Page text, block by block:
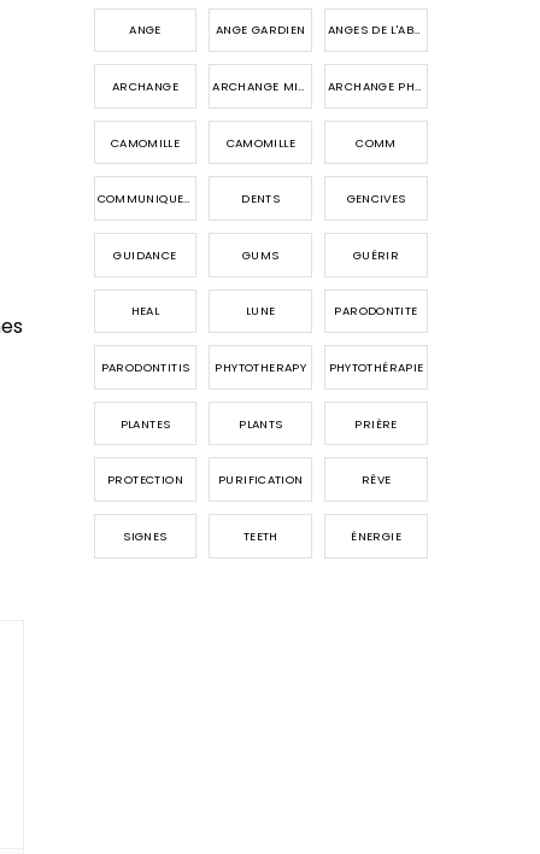
ANGE ANGE GARDIEN ANGES DE L'ABONDANCE
ARCHANGE ARCHANGE MICHAEL ARCHANGE PHANUEL
CAMOMILLE CAMOMILLE COMM
COMMUNIQUER AVEC LES ANGES DENTS GENCIVES
GUIDANCE GUMS GUÉRIR
HEAL LUNE PARODONTITE
PARODONTITIS PHYTOTHERAPY PHYTOTHÉRAPIE
PLANTES PLANTS PRIÈRE
PROTECTION PURIFICATION RÊVE
SIGNES TEETH ÉNERGIE